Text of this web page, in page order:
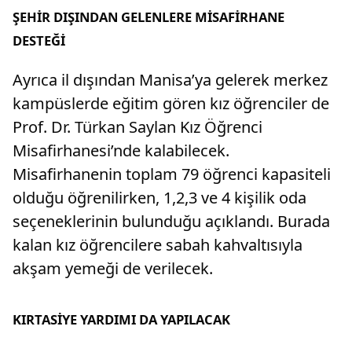
ŞEHİR DIŞINDAN GELENLERE MİSAFİRHANE
DESTEĞİ
Ayrıca il dışından Manisa’ya gelerek merkez
kampüslerde eğitim gören kız öğrenciler de
Prof. Dr. Türkan Saylan Kız Öğrenci
Misafirhanesi’nde kalabilecek.
Misafirhanenin toplam 79 öğrenci kapasiteli
olduğu öğrenilirken, 1,2,3 ve 4 kişilik oda
seçeneklerinin bulunduğu açıklandı. Burada
kalan kız öğrencilere sabah kahvaltısıyla
akşam yemeği de verilecek.
KIRTASİYE YARDIMI DA YAPILACAK